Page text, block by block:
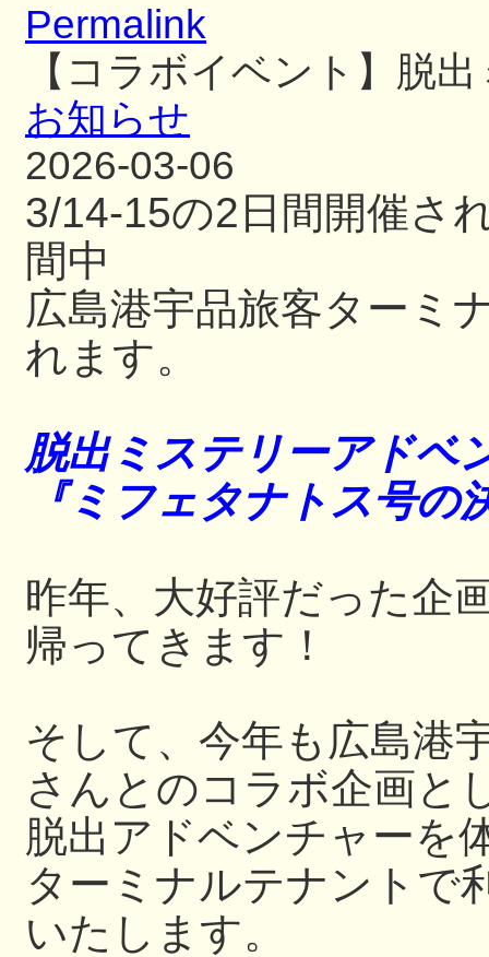
Permalink
【コラボイベント】脱
お知らせ
2026-03-06
3/14-15の2日間開催さ
間中
広島港宇品旅客ターミ
れます。
脱出ミステリーアドベ
『ミフェタナトス号の
昨年、大好評だった企
帰ってきます！
そして、今年も広島港
さんとのコラボ企画と
脱出アドベンチャーを
ターミナルテナントで
いたします。